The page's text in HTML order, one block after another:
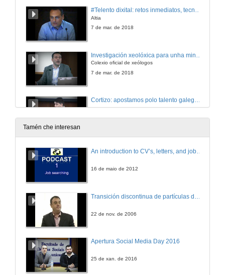
#Telento dixital: retos inmediatos, tecnoloxías para la transformación
Altia
7 de mar. de 2018
Colexio oficial de xeólogos
7 de mar. de 2018
Cortizo: apostamos polo talento galego na industria
7 de mar. de 2018
Ilustre colexio oficial de enxeneiros industrais de galicia
Colexio oficial de minas do Noroeste
Cámara oficial mineira de galicia
Tamén che interesan
An introduction to CV’s, letters, and job searching
16 de maio de 2012
22 de nov. de 2006
Apertura Social Media Day 2016
25 de xan. de 2016